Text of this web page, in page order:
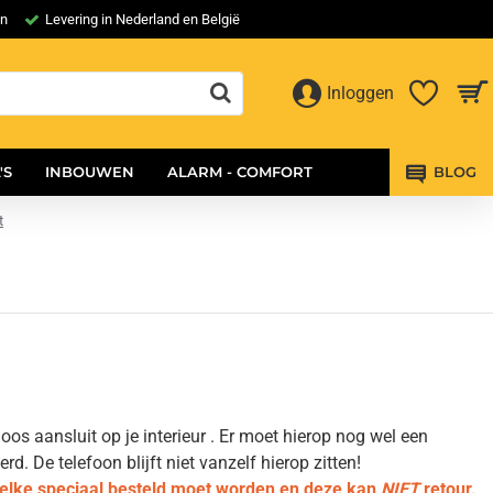
Levering in Nederland en België
Inloggen
INBOUWEN ALARM - COMFORT BLOG
aansluit op je interieur . Er moet hierop nog wel een
De telefoon blijft niet vanzelf hierop zitten!